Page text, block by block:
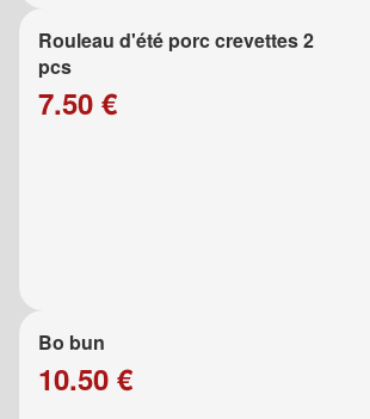
Rouleau d'été porc crevettes 2
pcs
7.50 €
Bo bun
10.50 €